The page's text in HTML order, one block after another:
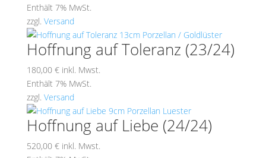
Enthält 7% MwSt.
zzgl. Versand
Hoffnung auf Toleranz (23/24)
180,00 € inkl. Mwst.
Enthält 7% MwSt.
zzgl. Versand
Hoffnung auf Liebe (24/24)
520,00 € inkl. Mwst.